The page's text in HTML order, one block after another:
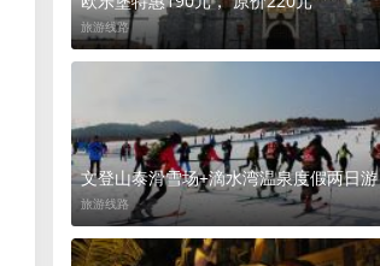
旅游线路
文登山泰滑雪场+滴水湾温泉度假两日游
旅游线路